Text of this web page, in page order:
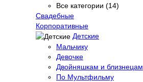
Все категории (14)
Свадебные
Корпоративные
Детские
Мальчику
Девочке
Двойняшкам и близнецам
По Мультфильму